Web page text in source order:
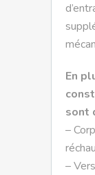
En
sont
–
–